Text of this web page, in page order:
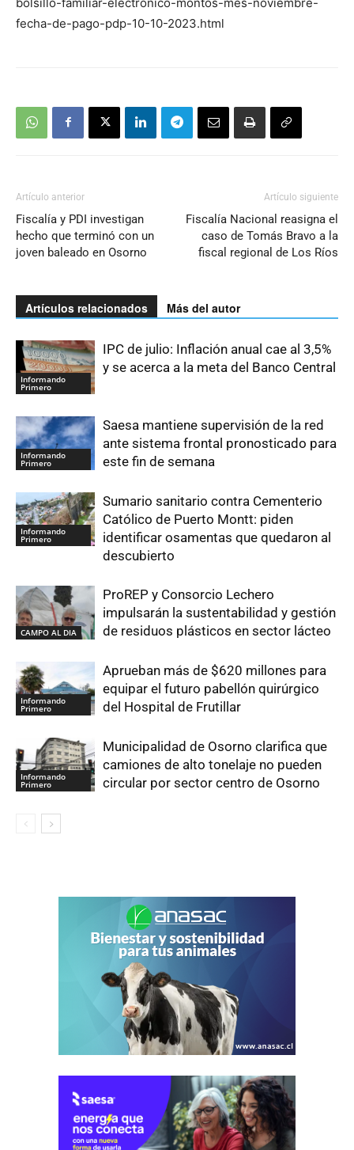
fecha-de-pago-pdp-10-10-2023.html
Artículo anterior
Fiscalía y PDI investigan
hecho que terminó con un
joven baleado en Osorno
Artículo siguiente
Fiscalía Nacional reasigna el
caso de Tomás Bravo a la
fiscal regional de Los Ríos
Artículos relacionados Más del autor
Informando
Primero
IPC de julio: Inflación anual cae al 3,5%
y se acerca a la meta del Banco Central
Informando
Primero
Saesa mantiene supervisión de la red
ante sistema frontal pronosticado para
este fin de semana
Informando
Primero
Sumario sanitario contra Cementerio
Católico de Puerto Montt: piden
identificar osamentas que quedaron al
descubierto
CAMPO AL DIA
ProREP y Consorcio Lechero
impulsarán la sustentabilidad y gestión
de residuos plásticos en sector lácteo
Informando
Primero
Aprueban más de $620 millones para
equipar el futuro pabellón quirúrgico
del Hospital de Frutillar
Informando
Primero
Municipalidad de Osorno clarifica que
camiones de alto tonelaje no pueden
circular por sector centro de Osorno